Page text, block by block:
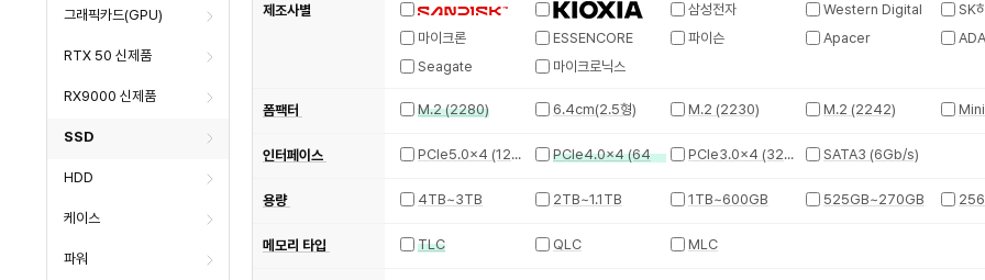
그래픽카드(GPU)
RTX 50 신제품
RX9000 신제품
SSD
HDD
케이스
파워
제조사별 삼성전자 Western Digital
SK
마이크론
ESSENCORE 파이슨 Apacer
Seagate
마이크로닉스
폼팩터 M.2 (2280) 6.4cm(2.5형) M.2 (2230) M.2 (2242)
인터페이스 PCIe5.0x4 (128GT/s) PCIe4.0x4 (64GT/s) PCIe3.0x4 (32GT/s) SATA3 (6Gb/s)
용량 4TB~3TB 2TB~1.1TB 1TB~600GB 525GB~270GB
메모리 타입 TLC QLC MLC